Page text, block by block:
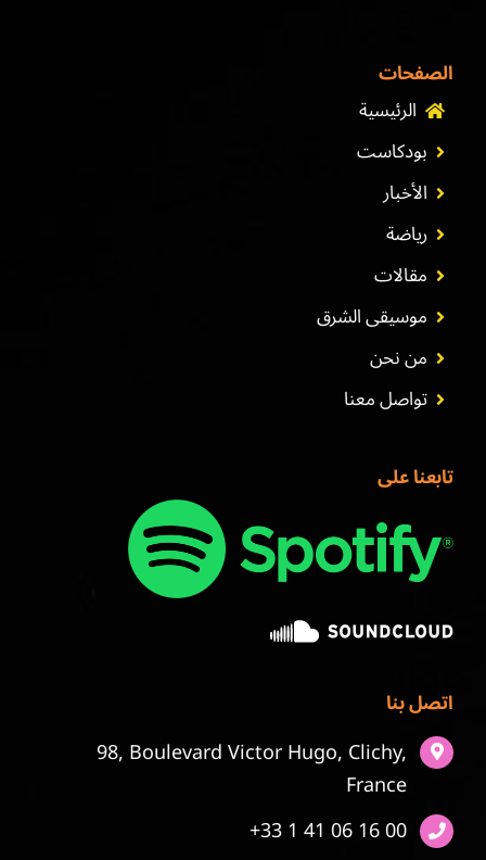
الصفحات
الرئيسية
بودكاست
الأخبار
رياضة
مقالات
موسيقى الشرق
من نحن
تواصل معنا
تابعنا على
اتصل بنا
98, Boulevard Victor Hugo, Clichy,
France
+33 1 41 06 16 00